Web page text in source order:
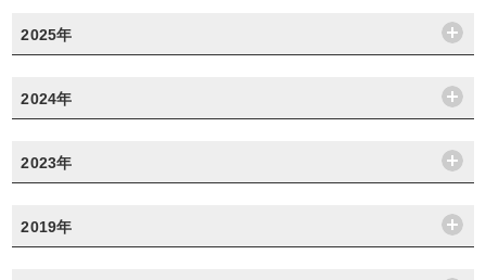
2025年
2024年
2023年
2019年